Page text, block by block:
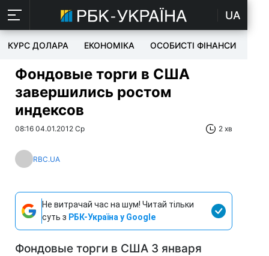
UA
КУРС ДОЛАРА ЕКОНОМІКА ОСОБИСТІ ФІНАНСИ
Фондовые торги в США
завершились ростом
индексов
08:16 04.01.2012 Ср 2 хв
RBC.UA
Не витрачай час на шум! Читай тільки
суть з РБК-Україна у Google
Фондовые торги в США 3 января